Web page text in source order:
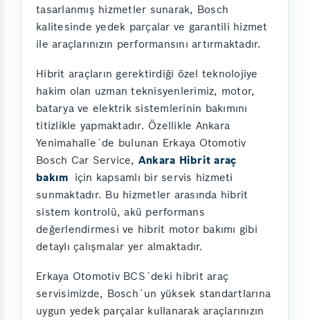
tasarlanmış hizmetler sunarak, Bosch
kalitesinde yedek parçalar ve garantili hizmet
ile araçlarınızın performansını artırmaktadır.
Hibrit araçların gerektirdiği özel teknolojiye
hakim olan uzman teknisyenlerimiz, motor,
batarya ve elektrik sistemlerinin bakımını
titizlikle yapmaktadır. Özellikle Ankara
Yenimahalle´de bulunan Erkaya Otomotiv
Bosch Car Service, Ankara Hibrit araç
bakım için kapsamlı bir servis hizmeti
sunmaktadır. Bu hizmetler arasında hibrit
sistem kontrolü, akü performans
değerlendirmesi ve hibrit motor bakımı gibi
detaylı çalışmalar yer almaktadır.
Erkaya Otomotiv BCS´deki hibrit araç
servisimizde, Bosch´un yüksek standartlarına
uygun yedek parçalar kullanarak araçlarınızın